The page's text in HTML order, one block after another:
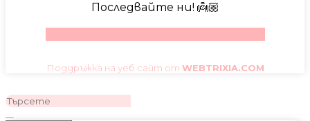
Последвайте ни! 👼🏼
Поддръжка на уеб сайт от WEBTRIXIA.COM